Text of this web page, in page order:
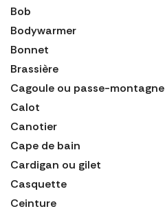
Bob
Bodywarmer
Bonnet
Brassière
Cagoule ou passe-montagne
Calot
Canotier
Cape de bain
Cardigan ou gilet
Casquette
Ceinture